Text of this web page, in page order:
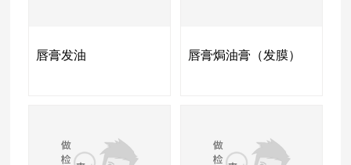
唇膏发油 唇膏焗油膏（发膜）